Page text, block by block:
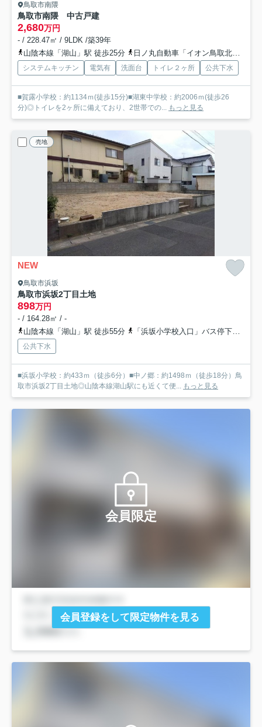
鳥取市南隈
鳥取市南隈 中古戸建
2,680万円
- / 228.47㎡ / 9LDK /築39年
山陰本線「湖山」駅 徒歩25分
日ノ丸自動車「イオン鳥取北」バス停下車 徒歩7分
システムキッチン 電気有 洗面台 トイレ２ヶ所 公共下水
■賀露小学校：約1134ｍ(徒歩15分)■湖東中学校：約2006ｍ(徒歩26
分)◎トイレを2ヶ所に備えており、2世帯での... もっと見る
売地
NEW
鳥取市浜坂
鳥取市浜坂2丁目土地
898万円
- / 164.28㎡ / -
山陰本線「湖山」駅 徒歩55分
「浜坂小学校入口」バス停下車 徒歩4分
公共下水
■浜坂小学校：約433ｍ（徒歩6分）■中ノ郷：約1498ｍ（徒歩18分）鳥
取市浜坂2丁目土地◎山陰本線湖山駅にも近くて便... もっと見る
会員限定
会員登録をして限定物件を見る